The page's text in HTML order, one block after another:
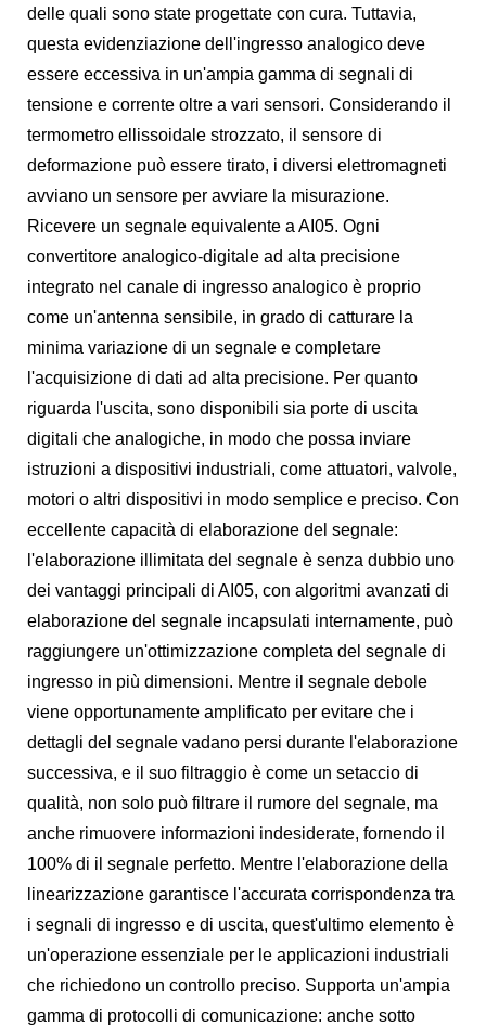
delle quali sono state progettate con cura. Tuttavia,
questa evidenziazione dell'ingresso analogico deve
essere eccessiva in un'ampia gamma di segnali di
tensione e corrente oltre a vari sensori. Considerando il
termometro ellissoidale strozzato, il sensore di
deformazione può essere tirato, i diversi elettromagneti
avviano un sensore per avviare la misurazione.
Ricevere un segnale equivalente a AI05. Ogni
convertitore analogico-digitale ad alta precisione
integrato nel canale di ingresso analogico è proprio
come un'antenna sensibile, in grado di catturare la
minima variazione di un segnale e completare
l'acquisizione di dati ad alta precisione. Per quanto
riguarda l'uscita, sono disponibili sia porte di uscita
digitali che analogiche, in modo che possa inviare
istruzioni a dispositivi industriali, come attuatori, valvole,
motori o altri dispositivi in ​​modo semplice e preciso. Con
eccellente capacità di elaborazione del segnale:
l'elaborazione illimitata del segnale è senza dubbio uno
dei vantaggi principali di AI05, con algoritmi avanzati di
elaborazione del segnale incapsulati internamente, può
raggiungere un'ottimizzazione completa del segnale di
ingresso in più dimensioni. Mentre il segnale debole
viene opportunamente amplificato per evitare che i
dettagli del segnale vadano persi durante l'elaborazione
successiva, e il suo filtraggio è come un setaccio di
qualità, non solo può filtrare il rumore del segnale, ma
anche rimuovere informazioni indesiderate, fornendo il
100% di il segnale perfetto. Mentre l'elaborazione della
linearizzazione garantisce l'accurata corrispondenza tra
i segnali di ingresso e di uscita, quest'ultimo elemento è
un'operazione essenziale per le applicazioni industriali
che richiedono un controllo preciso. Supporta un'ampia
gamma di protocolli di comunicazione: anche sotto